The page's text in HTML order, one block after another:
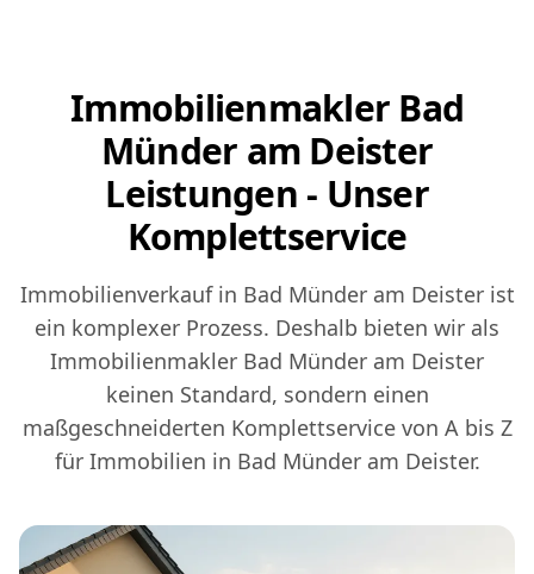
Immobilienmakler Bad
Münder am Deister
Leistungen - Unser
Komplettservice
Immobilienverkauf in Bad Münder am Deister ist
ein komplexer Prozess. Deshalb bieten wir als
Immobilienmakler Bad Münder am Deister
keinen Standard, sondern einen
maßgeschneiderten Komplettservice von A bis Z
für Immobilien in Bad Münder am Deister.